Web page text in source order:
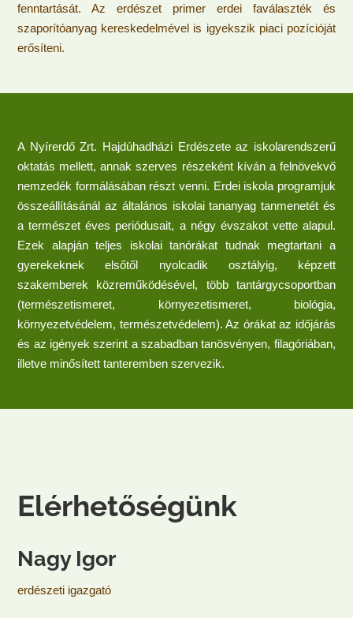
fenntartását. Az erdészet primer erdei faválaszték és
szaporítóanyag kereskedelmével is igyekszik piaci pozícióját
erősíteni.
A Nyírerdő Zrt. Hajdúhadházi Erdészete az iskolarendszerű
oktatás mellett, annak szerves részeként kíván a felnövekvő
nemzedék formálásában részt venni. Erdei iskola programjuk
összeállításánál az általános iskolai tananyag tanmenetét és
a természet éves periódusait, a négy évszakot vette alapul.
Ezek alapján teljes iskolai tanórákat tudnak megtartani a
gyerekeknek elsőtől nyolcadik osztályig, képzett
szakemberek közreműködésével, több tantárgycsoportban
(természetismeret, környezetismeret, biológia,
környezetvédelem, természetvédelem). Az órákat az időjárás
és az igények szerint a szabadban tanösvényen, filagóriában,
illetve minősített tanteremben szervezik.
Elérhetőségünk
Nagy Igor
erdészeti igazgató